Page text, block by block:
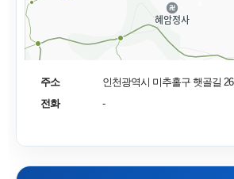
주소
인천광역시 미추홀구 햇골길 26
전화
-